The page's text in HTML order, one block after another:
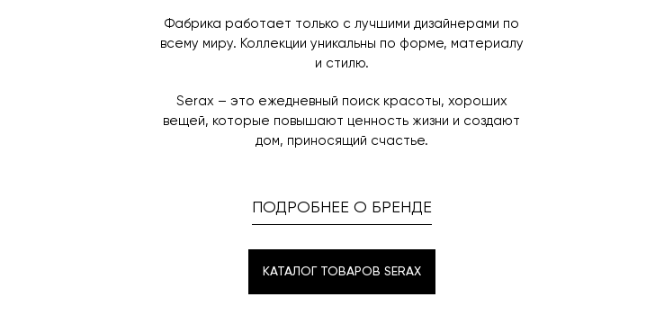
Фабрика работает только с лучшими дизайнерами по
всему миру. Коллекции уникальны по форме, материалу
и стилю.
Serax – это ежедневный поиск красоты, хороших
вещей, которые повышают ценность жизни и создают
дом, приносящий счастье.
ПОДРОБНЕЕ О БРЕНДЕ
КАТАЛОГ ТОВАРОВ SERAX